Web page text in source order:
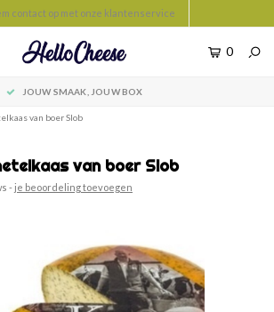
contact op met onze klantenservice
0
JOUW SMAAK, JOUW BOX
van boer Slob
van boer Slob
-je beoordeling toevoegen